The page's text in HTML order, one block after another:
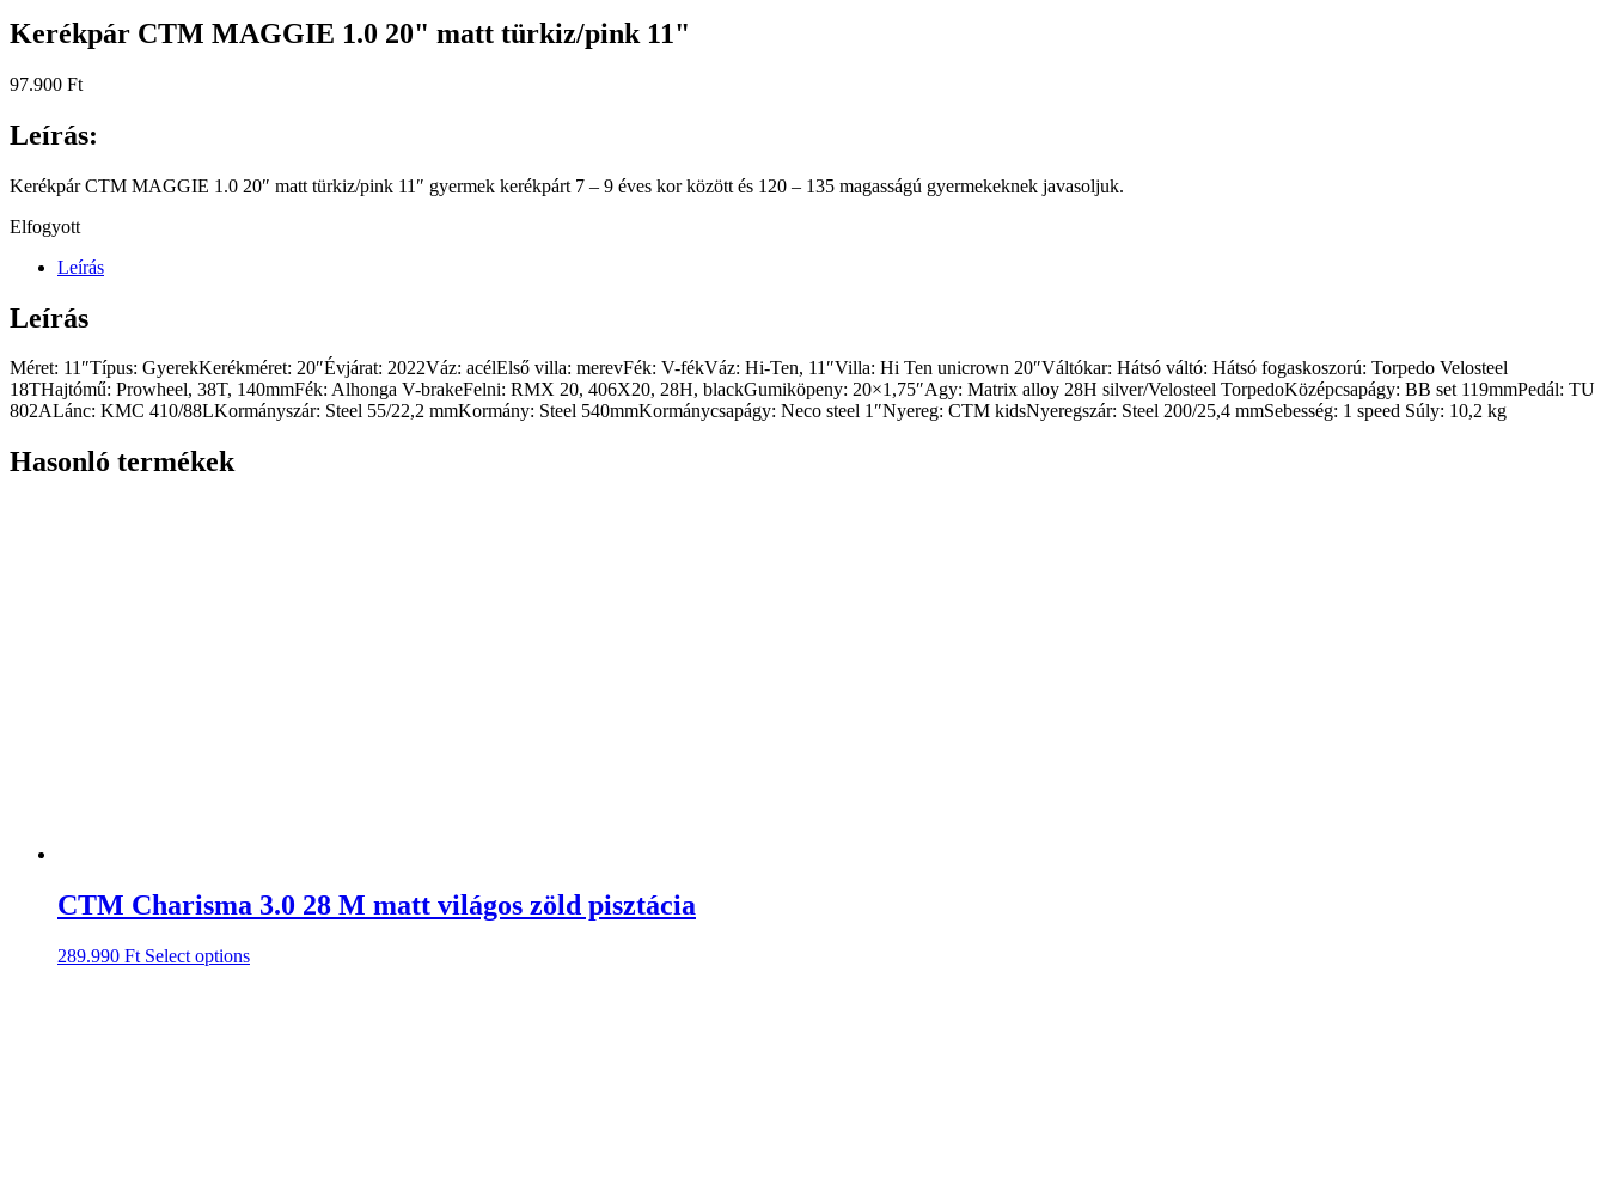
Kerékpár CTM MAGGIE 1.0 20" matt türkiz/pink 11"
97.900 Ft
Leírás:
Kerékpár CTM MAGGIE 1.0 20″ matt türkiz/pink 11″ gyermek kerékpárt 7 – 9 éves kor között és 120 – 135 magasságú gyermekeknek javasoljuk.
Elfogyott
Leírás
Leírás
Méret: 11″Típus: GyerekKerékméret: 20″Évjárat: 2022Váz: acélElső villa: merevFék: V-fékVáz: Hi-Ten, 11″Villa: Hi Ten unicrown 20″Váltókar: Hátsó váltó: Hátsó fogaskoszorú: Torpedo Velosteel
18THajtómű: Prowheel, 38T, 140mmFék: Alhonga V-brakeFelni: RMX 20, 406X20, 28H, blackGumiköpeny: 20×1,75″Agy: Matrix alloy 28H silver/Velosteel TorpedoKözépcsapágy: BB set 119mmPedál: TU
802ALánc: KMC 410/88LKormányszár: Steel 55/22,2 mmKormány: Steel 540mmKormánycsapágy: Neco steel 1″Nyereg: CTM kidsNyeregszár: Steel 200/25,4 mmSebesség: 1 speed Súly: 10,2 kg
Hasonló termékek
CTM Charisma 3.0 28 M matt világos zöld pisztácia
289.990 Ft Select options